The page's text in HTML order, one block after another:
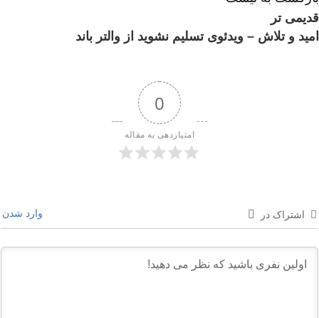
قدیمی تر
امید و تلاش – ویدئوی تسلیم نشوید از والتر باند
0
امتیازدهی به مقاله
اشتراک در وارد شدن